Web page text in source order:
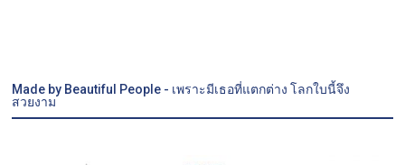
Made by Beautiful People - เพราะมีเธอที่แตกต่าง โลกใบนี้จึง
สวยงาม